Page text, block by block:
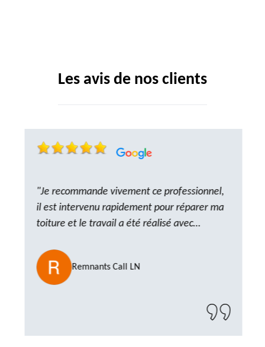
Les avis de nos clients
"Je recommande vivement ce professionnel,
il est intervenu rapidement pour réparer ma
toiture et le travail a été réalisé avec
ponctuel et à l’écoute, le résultat est
impeccable et le chantier a été laissé propre.
Un artisan de confiance que je n’hésiterai pas
Remnants Call LN